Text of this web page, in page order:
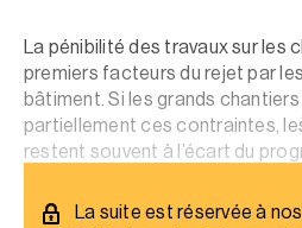
La pénibilité des travaux sur les
premiers facteurs du rejet par
bâtiment. Si les grands
partiellement ces contraintes,
restent souvent à l’écart du
La suite est réservée à